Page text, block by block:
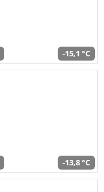
-15,1 °C
-13,8 °C